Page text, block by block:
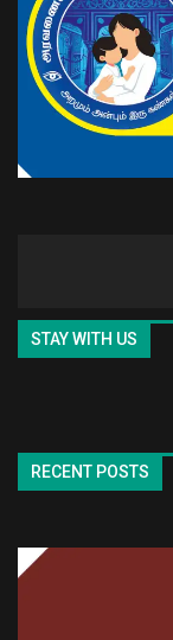
STAY WITH US
RECENT POSTS